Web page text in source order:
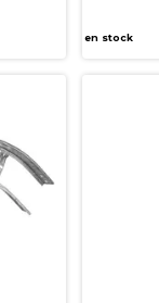
en stock